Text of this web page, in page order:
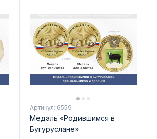
Артикул: 6559
Медаль «Родившимся в
Бугуруслане»